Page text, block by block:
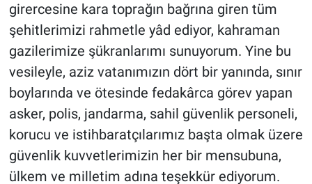
girercesine kara toprağın bağrına giren tüm
şehitlerimizi rahmetle yâd ediyor, kahraman
gazilerimize şükranlarımı sunuyorum. Yine bu
vesileyle, aziz vatanımızın dört bir yanında, sınır
boylarında ve ötesinde fedakârca görev yapan
asker, polis, jandarma, sahil güvenlik personeli,
korucu ve istihbaratçılarımız başta olmak üzere
güvenlik kuvvetlerimizin her bir mensubuna,
ülkem ve milletim adına teşekkür ediyorum.